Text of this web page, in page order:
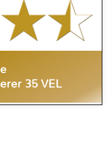
35 VEL